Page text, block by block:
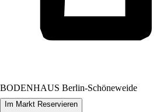
BODENHAUS Berlin-Schöneweide
Im Markt Reservieren